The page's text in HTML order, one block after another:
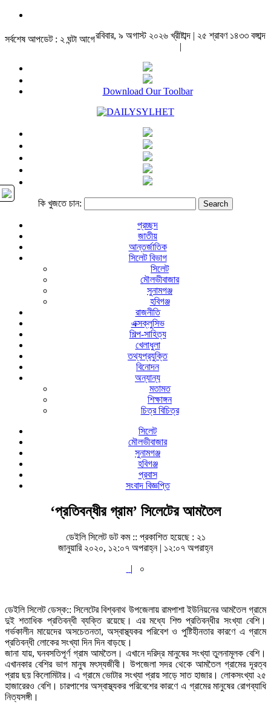
সর্বশেষ আপডেট : ২ ঘন্টা আগেরবিবার, ৯ অগাস্ট ২০২৬ খ্রীষ্টাব্দ | ২৫ শ্রাবণ ১৪৩৩ বঙ্গাব্দ
|
Download Our Toolbar
কি খুজতে চান:
প্রচ্ছদ
জাতীয়
আন্তর্জাতিক
সিলেট বিভাগ
সিলেট
মৌলভীবাজার
সুনামগঞ্জ
হবিগঞ্জ
রাজনীতি
এক্সক্লুসিভ
শিল্প-সাহিত্য
খেলাধুলা
তথ্যপ্রযুক্তি
বিনোদন
অন্যান্য
মতামত
শিক্ষাঙ্গন
চিত্র বিচিত্র
সিলেট
মৌলভীবাজার
সুনামগঞ্জ
হবিগঞ্জ
প্রবাস
সংবাদ বিজ্ঞপ্তি
‘প্রতিবন্ধীর গ্রাম’ সিলেটের আমতৈল
ডেইলি সিলেট ডট কম :: প্রকাশিত হয়েছে : ২১
জানুয়ারি ২০২০, ১২:০৭ অপরাহ্ন | ১২:০৭ অপরাহ্ন
|
০
ডেইলি সিলেট ডেস্ক:: সিলেটের বিশ্বনাথ উপজেলায় রামপাশা ইউনিয়নের আমতৈল গ্রামে
দুই শতাধিক প্রতিবন্ধী ব্যক্তি রয়েছে। এর মধ্যে শিশু প্রতিবন্ধীর সংখ্যা বেশি।
গর্ভকালীন মায়েদের অসচেতনতা, অস্বাস্থ্যকর পরিবেশ ও পুষ্টিহীনতার কারণে এ গ্রামে
প্রতিবন্ধী লোকের সংখ্যা দিন দিন বাড়ছে।
জানা যায়, ঘনবসতিপূর্ণ গ্রাম আমতৈল। এখানে দরিদ্র মানুষের সংখ্যা তুলনামূলক বেশি।
এখানকার বেশির ভাগ মানুষ মৎস্যজীবী। উপজেলা সদর থেকে আমতৈল গ্রামের দূরত্ব
প্রায় ছয় কিলোমিটার। এ গ্রামে ভোটার সংখ্যা প্রায় সাড়ে সাত হাজার। লোকসংখ্যা ২৫
হাজারেরও বেশি। চারপাশের অস্বাস্থ্যকর পরিবেশের কারণে এ গ্রামের মানুষের রোগব্যাধি
নিত্যসঙ্গী।